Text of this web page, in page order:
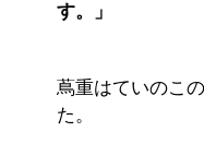
す。」
蔦重はていのこ
た。